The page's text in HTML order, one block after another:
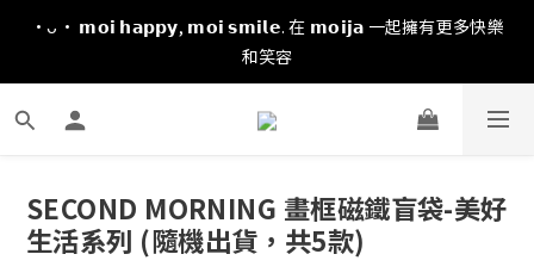
·ᴗ· 𝗺𝗼𝗶 𝗵𝗮𝗽𝗽𝘆, 𝗺𝗼𝗶 𝘀𝗺𝗶𝗹𝗲. 在 𝗺𝗼𝗶𝗷𝗮 一起擁有更多快樂
和笑容
SECOND MORNING 畫框磁鐵盲袋-美好
生活系列 (隨機出貨，共5款)